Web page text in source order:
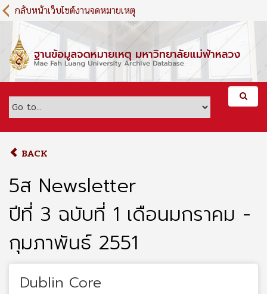
S
k
m
c
กลับหน้าเว็บไซต์งานจดหมายเหตุ
BACK
5ส Newsletter
ปีที่ 3 ฉบับที่ 1 เดือนมกราคม -
กุมภาพันธ์ 2551
Dublin Core